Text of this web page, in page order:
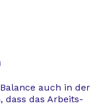
auch in der
dass das Arbeits-